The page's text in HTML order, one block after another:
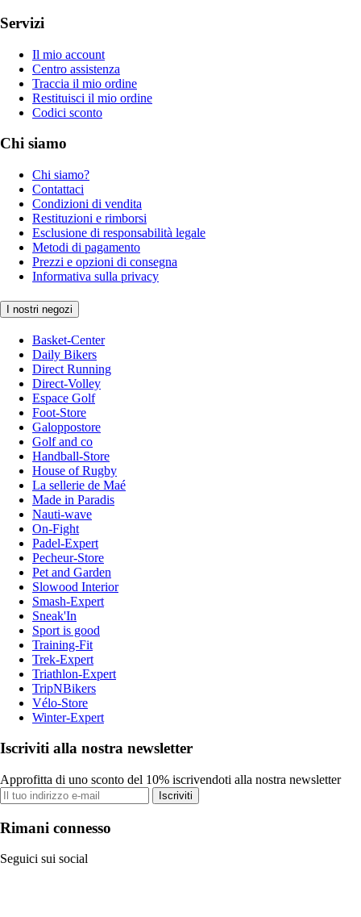
Servizi
Il mio account
Centro assistenza
Traccia il mio ordine
Restituisci il mio ordine
Codici sconto
Chi siamo
Chi siamo?
Contattaci
Condizioni di vendita
Restituzioni e rimborsi
Esclusione di responsabilità legale
Metodi di pagamento
Prezzi e opzioni di consegna
Informativa sulla privacy
I nostri negozi
Basket-Center
Daily Bikers
Direct Running
Direct-Volley
Espace Golf
Foot-Store
Galoppostore
Golf and co
Handball-Store
House of Rugby
La sellerie de Maé
Made in Paradis
Nauti-wave
On-Fight
Padel-Expert
Pecheur-Store
Pet and Garden
Slowood Interior
Smash-Expert
Sneak'In
Sport is good
Training-Fit
Trek-Expert
Triathlon-Expert
TripNBikers
Vélo-Store
Winter-Expert
Iscriviti alla nostra newsletter
Approfitta di uno sconto del 10% iscrivendoti alla nostra newsletter
Iscriviti
Rimani connesso
Seguici sui social